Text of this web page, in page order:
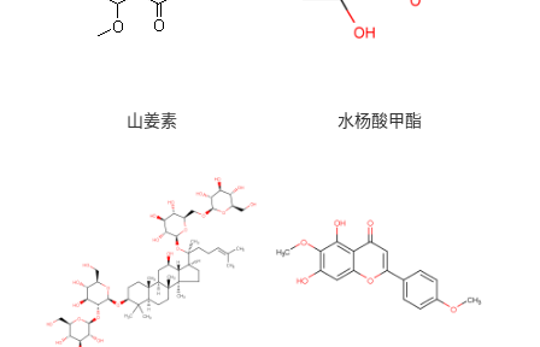
山姜素 水杨酸甲酯